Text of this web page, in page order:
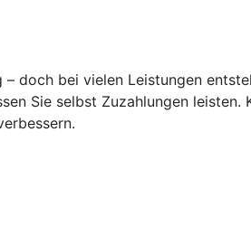
doch bei vielen Leistungen
Sie selbst Zuzahlungen